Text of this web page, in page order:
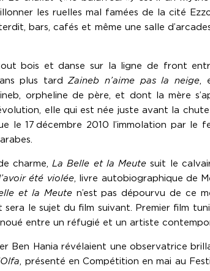
les ruelles mal famées de la cité
bars, cafés et même une salle
bois et danse sur la ligne de front
ans plus tardZaineb n’aime pas la neige,
orpheline de père, et dont la mère
elle qui est née juste avant la
le 17 décembre 2010 l’immolation par le
charme,La Belle et la Meute suit le
été violée, livre autobiographique de
et la Meute n’est pas dépourvu de ce
le sujet du film suivant. Premier film
entre un réfugié et un artiste
Ben Hania révélaient une observatrice
, présenté en Compétition en mai au